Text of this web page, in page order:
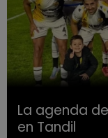
La agenda
en Tandil